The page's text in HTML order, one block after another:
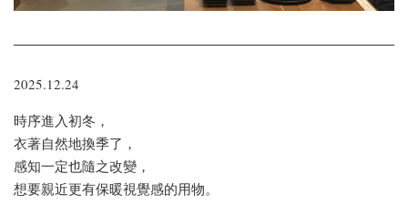
2025.12.24
時序進入初冬，
衣著自然地換季了，
感知一定也隨之改變，
想要親近更有保暖視覺感的用物。